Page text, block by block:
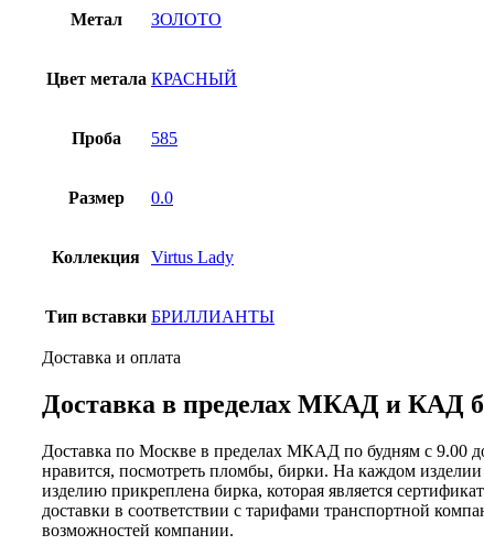
Метал ЗОЛОТО
Цвет метала КРАСНЫЙ
Проба 585
Размер 0.0
Коллекция Virtus Lady
Тип вставки БРИЛЛИАНТЫ
Доставка и оплата
Доставка в пределах МКАД и КАД
Доставка по Москве в пределах МКАД по будням с 9.00
нравится, посмотреть пломбы, бирки. На каждом изделии
изделию прикреплена бирка, которая является
доставки в соответствии с тарифами транспортной
возможностей компании.